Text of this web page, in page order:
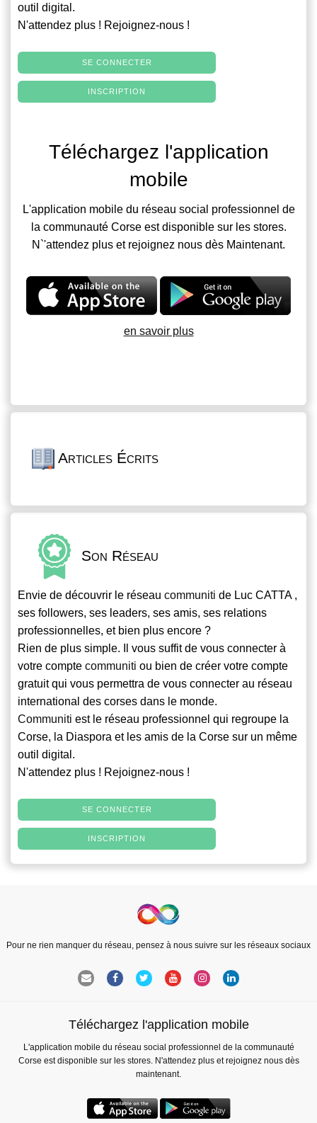
outil digital.
N'attendez plus ! Rejoignez-nous !
SE CONNECTER
INSCRIPTION
Téléchargez l'application
mobile
L'application mobile du réseau social professionnel de
la communauté Corse est disponible sur les stores.
N`'attendez plus et rejoignez nous dès Maintenant.
en savoir plus
Articles Écrits
Son Réseau
Envie de découvrir le réseau communiti de Luc CATTA ,
ses followers, ses leaders, ses amis, ses relations
professionnelles, et bien plus encore ?
Rien de plus simple. Il vous suffit de vous connecter à
votre compte communiti ou bien de créer votre compte
gratuit qui vous permettra de vous connecter au réseau
international des corses dans le monde.
Communiti est le réseau professionnel qui regroupe la
Corse, la Diaspora et les amis de la Corse sur un même
outil digital.
N'attendez plus ! Rejoignez-nous !
SE CONNECTER
INSCRIPTION
Pour ne rien manquer du réseau, pensez à nous suivre sur les réseaux sociaux
Téléchargez l'application mobile
L'application mobile du réseau social professionnel de la communauté
Corse est disponible sur les stores. N'attendez plus et rejoignez nous dès
maintenant.